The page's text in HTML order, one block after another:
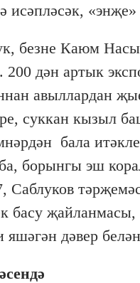
исәпләсәк,
безне Каюм
дән артык
авыллардан
суккан кызыл
бала
борынгы эш
Саблуков
басу җайланмасы,
дәвер